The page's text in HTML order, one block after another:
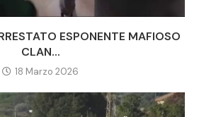
ESPONENTE MAFIOSO
CLAN...
18 Marzo 2026